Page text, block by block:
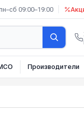
09:00–19:00
Производители